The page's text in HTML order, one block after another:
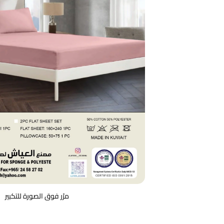
مرّر فوق الصورة للتكبير